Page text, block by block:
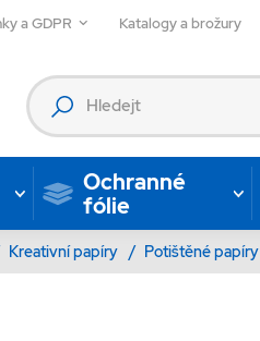
a GDPR Katalogy a brožury
Ochranné
fólie
Kreativní papíry / Potištěné papíry